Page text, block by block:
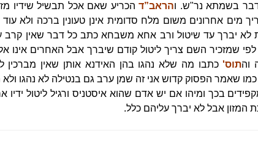
בשמתא נר"ש. והראב”דהכריע שאם אכל תבשיל שידיו
מים אחרונים משום מלח סדומית אינן טעונין ברכה ולא
לא יברך עד שיטול ורב אחא משבחא כתב כל דבר שאין קרב
שמזכיר השם צריך ליטול קודם שיברך אבל האחרים אינו
והתוס'כתבו מה שלא נהגו בהן האידנא אותן שאין מברכין
כמו שאמר הפסוק קדוש אני זה שמן ערב גם בנטילה לא נהגו ולא
מקפידים בכך ומיהו אם יש אדם שהוא איסטניס ורגיל ליטול
המזון אבל לא יברך עליהם כלל.